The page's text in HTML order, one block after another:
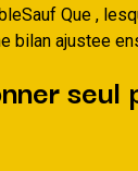
Que ,
bilan ajustee
seul